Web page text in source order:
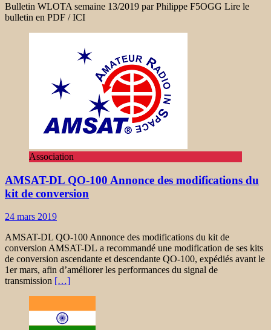
Bulletin WLOTA semaine 13/2019 par Philippe F5OGG Lire le
bulletin en PDF / ICI
Association
AMSAT-DL QO-100 Annonce des modifications du
kit de conversion
24 mars 2019
AMSAT-DL QO-100 Annonce des modifications du kit de
conversion AMSAT-DL a recommandé une modification de ses kits
de conversion ascendante et descendante QO-100, expédiés avant le
1er mars, afin d’améliorer les performances du signal de
transmission […]